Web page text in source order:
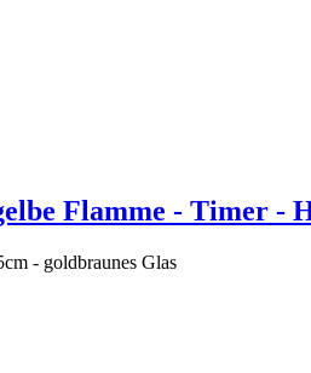
Flamme - Timer -
- goldbraunes Glas